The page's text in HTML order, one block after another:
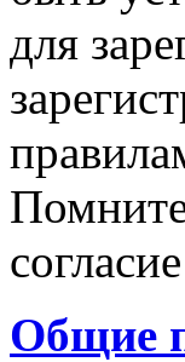
для
Общие